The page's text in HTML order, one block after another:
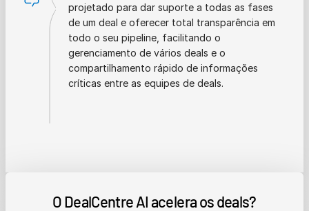
projetado para dar suporte a todas as fases
de um deal e oferecer total transparência em
todo o seu pipeline, facilitando o
gerenciamento de vários deals e o
compartilhamento rápido de informações
críticas entre as equipes de deals.
O DealCentre AI acelera os deals?